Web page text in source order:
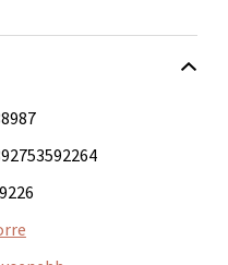
som gjør serveringen